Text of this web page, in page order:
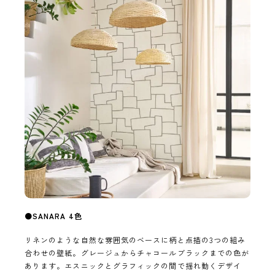
●SANARA 4色
リネンのような自然な雰囲気のベースに柄と点描の3つの組み
合わせの壁紙。グレージュからチャコールブラックまでの色が
あります。エスニックとグラフィックの間で揺れ動くデザイ